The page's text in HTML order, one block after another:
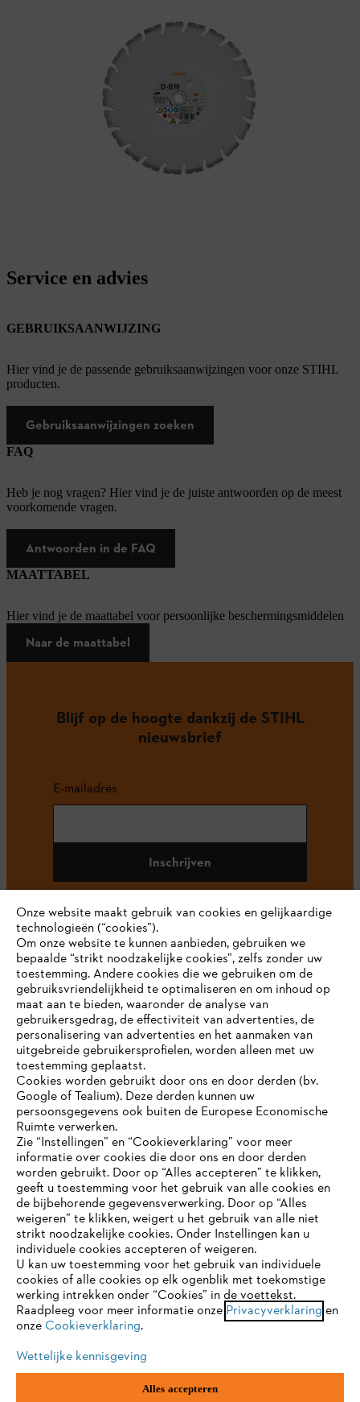
Service en advies
GEBRUIKSAANWIJZING
Hier vind je de passende gebruiksaanwijzingen voor onze STIHL
producten.
Gebruiksaanwijzingen zoeken
FAQ
Heb je nog vragen? Hier vind je de juiste antwoorden op de meest
voorkomende vragen.
Antwoorden in de FAQ
MAATTABEL
Hier vind je de maattabel voor persoonlijke beschermingsmiddelen
Naar de maattabel
Blijf op de hoogte dankzij de STIHL
nieuwsbrief
E-mailadres
Inschrijven
#STIHL
Bedrijf
STIHL FAQ
Contact
Gegevensbescherming Impressum
ANDREAS STIHL NV, Veurtstraat 117, 2870Puurs-Sint-Amands,
JE BROWSER WORDT NIET
ONDERSTEUND
Je gebruikt een browser die we nog niet ondersteunen. Om
onze website optimaal te kunnen gebruiken, raden we aan dat
je overschakelt op één van de volgende browsers:
firefox
safari edge
Onze website maakt gebruik van cookies en gelijkaardige
technologieën (“cookies”).
Om onze website te kunnen aanbieden, gebruiken we
bepaalde “strikt noodzakelijke cookies”, zelfs zonder uw
toestemming. Andere cookies die we gebruiken om de
gebruiksvriendelijkheid te optimaliseren en om inhoud op
maat aan te bieden, waaronder de analyse van
gebruikersgedrag, de effectiviteit van advertenties, de
personalisering van advertenties en het aanmaken van
uitgebreide gebruikersprofielen, worden alleen met uw
toestemming geplaatst.
Cookies worden gebruikt door ons en door derden (bv.
Google of Tealium). Deze derden kunnen uw
persoonsgegevens ook buiten de Europese Economische
Ruimte verwerken.
Zie “Instellingen” en “Cookieverklaring” voor meer
informatie over cookies die door ons en door derden
worden gebruikt. Door op “Alles accepteren” te klikken,
geeft u toestemming voor het gebruik van alle cookies en
de bijbehorende gegevensverwerking. Door op “Alles
weigeren” te klikken, weigert u het gebruik van alle niet
strikt noodzakelijke cookies. Onder Instellingen kan u
individuele cookies accepteren of weigeren.
U kan uw toestemming voor het gebruik van individuele
cookies of alle cookies op elk ogenblik met toekomstige
werking intrekken onder “Cookies” in de voettekst.
Raadpleeg voor meer informatie onze Privacyverklaring en
onze Cookieverklaring.
Wettelijke kennisgeving
Alles accepteren